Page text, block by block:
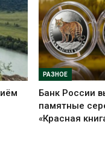
РАЗНОЕ
Банк России
памятные
«Красная